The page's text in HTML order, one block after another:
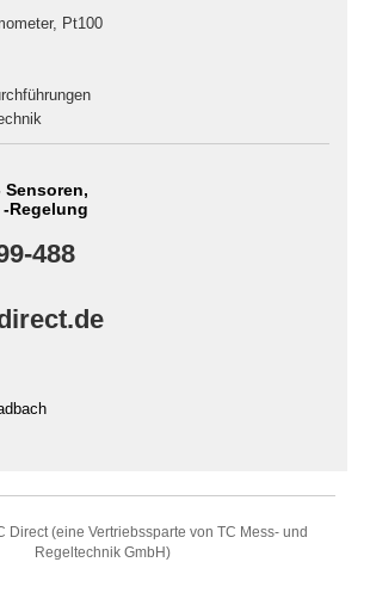
Pt100
Sensoren,
Regelung
488
Direct (eine Vertriebssparte von TC Mess- und
Regeltechnik GmbH)